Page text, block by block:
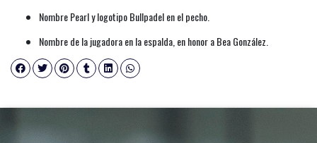
Nombre Pearl y logotipo Bullpadel en el pecho.
Nombre de la jugadora en la espalda, en honor a Bea González.